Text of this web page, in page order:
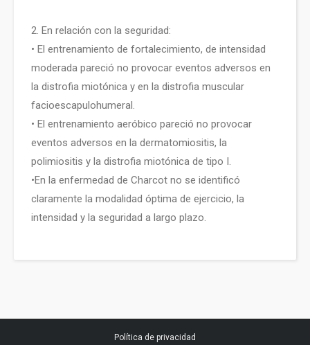
2. En relación con la seguridad:
• El entrenamiento de fortalecimiento, de intensidad
moderada pareció no provocar eventos adversos en
la distrofia miotónica y en la distrofia muscular
facioescapulohumeral.
• El entrenamiento aeróbico pareció no provocar
eventos adversos en la dermatomiositis, la
polimiositis y la distrofia miotónica de tipo I.
•En la enfermedad de Charcot no se identificó
claramente la modalidad óptima de ejercicio, la
intensidad y la seguridad a largo plazo.
Política de privacidad